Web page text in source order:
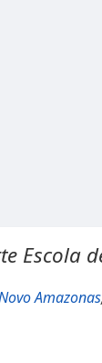
Escola
Amazonas